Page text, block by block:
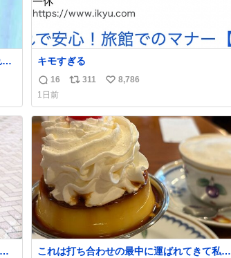
キモすぎる
返
信
数
16
リ
ス
ト
数
311
い
ね
数
8,786
1日前
これは打ち合わせの最中に運ばれてきて私の